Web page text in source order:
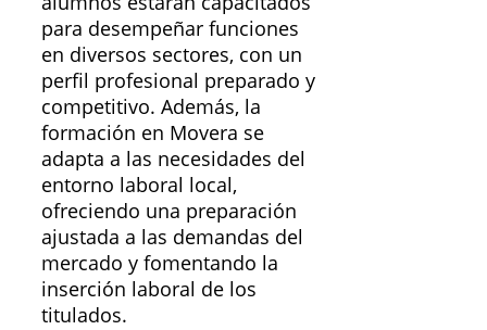
para desempeñar funciones
en diversos sectores, con un
perfil profesional preparado y
competitivo. Además, la
formación en Movera se
adapta a las necesidades del
entorno laboral local,
ofreciendo una preparación
ajustada a las demandas del
mercado y fomentando la
inserción laboral de los
titulados.